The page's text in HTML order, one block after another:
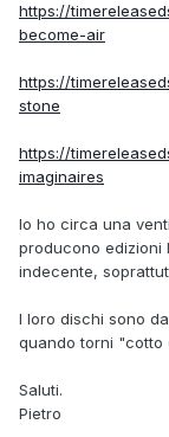
https://
become-air
https://
stone
https://
imaginaires
Io ho circa una
producono edizioni
indecente,
I loro dischi sono
quando torni "cotto
Saluti.
Pietro